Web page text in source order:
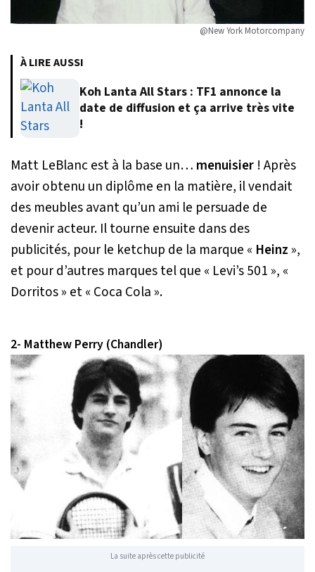
@New York Motorcompany
À LIRE AUSSI
Koh Lanta All Stars : TF1 annonce la
date de diffusion et ça arrive très vite
!
Matt LeBlanc est à la base un… menuisier ! Après
avoir obtenu un diplôme en la matière, il vendait
des meubles avant qu’un ami le persuade de
devenir acteur. Il tourne ensuite dans des
publicités, pour le ketchup de la marque « Heinz »,
et pour d’autres marques tel que « Levi’s 501 », «
Dorritos » et « Coca Cola ».
2- Matthew Perry (Chandler)
La suite après cette publicité